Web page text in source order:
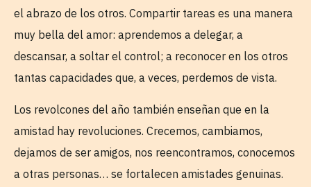
el abrazo de los otros. Compartir tareas es una manera
muy bella del amor: aprendemos a delegar, a
descansar, a soltar el control; a reconocer en los otros
tantas capacidades que, a veces, perdemos de vista.
Los revolcones del año también enseñan que en la
amistad hay revoluciones. Crecemos, cambiamos,
dejamos de ser amigos, nos reencontramos, conocemos
a otras personas… se fortalecen amistades genuinas.